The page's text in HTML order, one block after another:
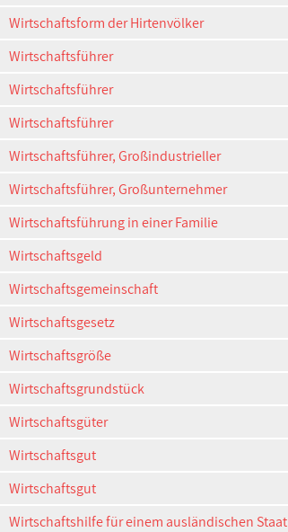
Wirtschaftsform der Hirtenvölker
Wirtschaftsführer
Wirtschaftsführer
Wirtschaftsführer
Wirtschaftsführer, Großindustrieller
Wirtschaftsführer, Großunternehmer
Wirtschaftsführung in einer Familie
Wirtschaftsgeld
Wirtschaftsgemeinschaft
Wirtschaftsgesetz
Wirtschaftsgröße
Wirtschaftsgrundstück
Wirtschaftsgüter
Wirtschaftsgut
Wirtschaftsgut
Wirtschaftshilfe für einem ausländischen Staat